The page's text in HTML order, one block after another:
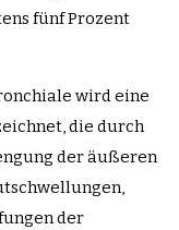
fünf Prozent
wird eine
die durch
der äußeren
der